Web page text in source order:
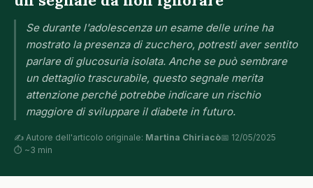
Se durante l'adolescenza un esame delle urine ha
mostrato la presenza di zucchero, potresti aver sentito
parlare di glucosuria isolata. Anche se può sembrare
un dettaglio trascurabile, questo segnale merita
attenzione perché potrebbe indicare un rischio
maggiore di sviluppare il diabete in futuro.
✍️ Autore dell'articolo originale: Martina Chiriacò📅 12/05/2025
⏱ ~3 min